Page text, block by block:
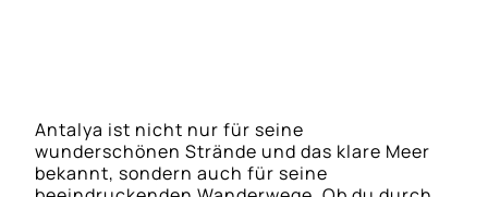
Antalya ist nicht nur für seine
wunderschönen Strände und das klare Meer
bekannt, sondern auch für seine